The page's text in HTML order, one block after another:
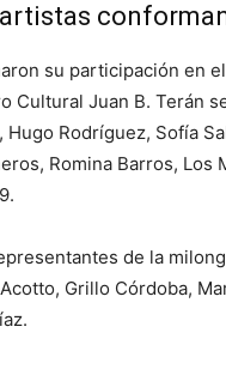
artistas
su participación en
Cultural Juan B. Terán
Hugo Rodríguez, Sofía
Romina Barros, Los
de la
Grillo Córdoba,